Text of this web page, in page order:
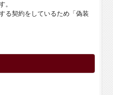
。
る契約をしているため「偽装